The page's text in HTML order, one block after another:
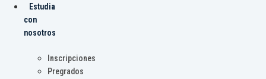
Estudia
con
nosotros
Inscripciones
Pregrados